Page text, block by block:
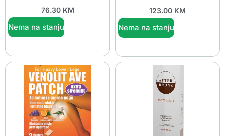
76.30 KM
Nema na stanju
123.00 KM
Nema na stanju